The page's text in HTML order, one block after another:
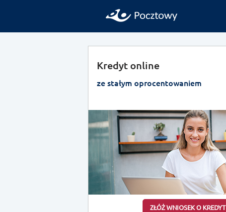
Kredyt online
ze stałym oprocentowaniem
ZŁÓŻ WNIOSEK O KREDYT